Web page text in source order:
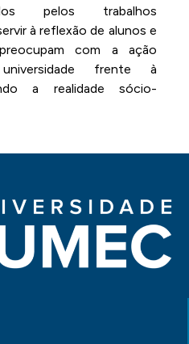
pelos trabalhos
à reflexão de alunos e
com a ação
frente à
a realidade sócio-